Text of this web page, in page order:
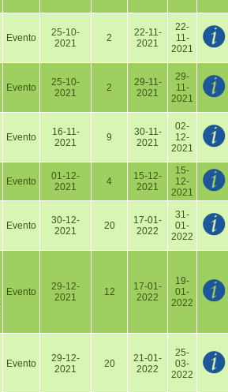
Evento
25-10-
2021
2
22-11-
2021
22-
11-
2021
Evento
25-10-
2021
2
29-11-
2021
29-
11-
2021
Evento
16-11-
2021
9
30-11-
2021
02-
12-
2021
Evento
01-12-
2021
4
15-12-
2021
15-
12-
2021
Evento
30-12-
2021
20
17-01-
2022
31-
01-
2022
Evento
29-12-
2021
12
17-01-
2022
19-
01-
2022
Evento
29-12-
2021
20
21-01-
2022
25-
03-
2022